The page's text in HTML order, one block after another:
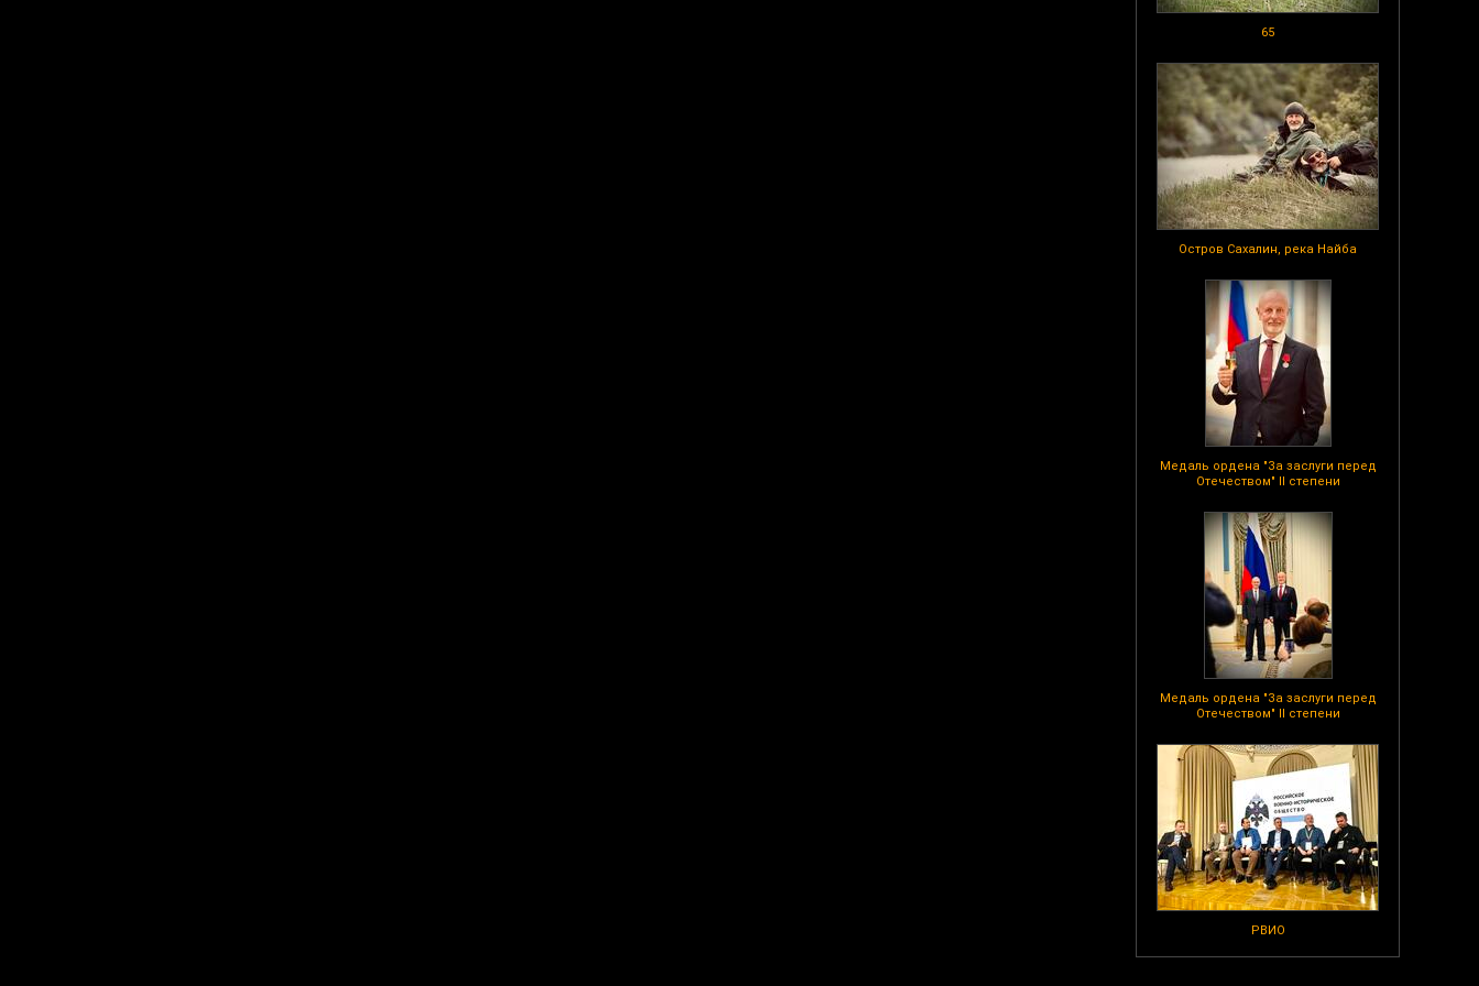
65
Остров Сахалин, река Найба
Медаль ордена "За заслуги перед
Отечеством" II степени
Медаль ордена "За заслуги перед
Отечеством" II степени
РВИО